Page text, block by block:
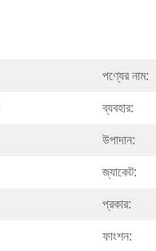
পণ্যের নাম:
ব্যবহার:
উপাদান:
জ্যাকেট:
প্রকার:
ফাংশন: